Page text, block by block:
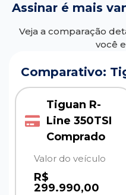
Assinar é mais
Veja a comparação
você
Comparativo:
Tiguan R-
Line 350TSI
Comprado
Valor do veículo
R$
299.990,00